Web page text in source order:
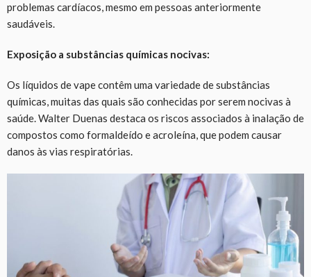
problemas cardíacos, mesmo em pessoas anteriormente
saudáveis.
Exposição a substâncias químicas nocivas:
Os líquidos de vape contêm uma variedade de substâncias
químicas, muitas das quais são conhecidas por serem nocivas à
saúde. Walter Duenas destaca os riscos associados à inalação de
compostos como formaldeído e acroleína, que podem causar
danos às vias respiratórias.